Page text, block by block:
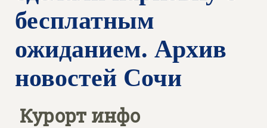
бесплатным
ожиданием. Архив
новостей Сочи
Курорт инфо